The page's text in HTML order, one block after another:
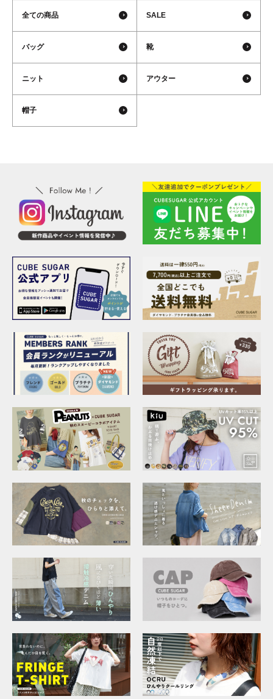
全ての商品 SALE
バッグ 靴
ニット アウター
帽子